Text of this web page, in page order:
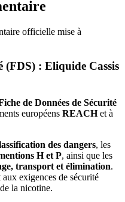
officielle mise à
(FDS) : Eliquide Cassis
de Données de Sécurité
européens REACHet à
des dangers, les
H et P, ainsi que les
transport et élimination.
exigences de sécurité
la nicotine.